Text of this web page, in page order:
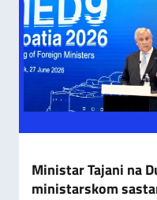
Ministar Tajani na
ministarskom